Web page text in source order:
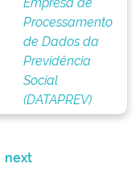
Processamento
de Dados da
Previdência
Social
(DATAPREV)
next